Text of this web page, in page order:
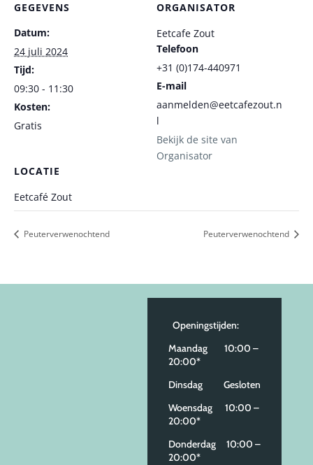
GEGEVENS
Datum:
24 juli 2024
Tijd:
09:30 - 11:30
Kosten:
Gratis
LOCATIE
Eetcafé Zout
ORGANISATOR
Eetcafe Zout
Telefoon
+31 (0)174-440971
E-mail
aanmelden@eetcafezout.n
l
Bekijk de site van
Organisator
Peuterverwenochtend Peuterverwenochtend
Openingstijden:
Maandag 10:00 –
20:00*
Dinsdag Gesloten
Woensdag 10:00 –
20:00*
Donderdag 10:00 –
20:00*